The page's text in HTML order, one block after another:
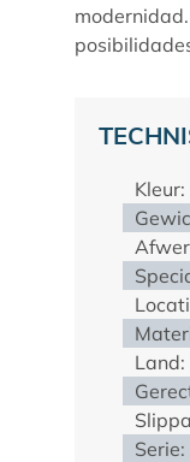
Kleur:
Land:
Serie: